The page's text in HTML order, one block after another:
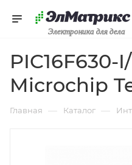
Электроника для дела
PIC16F630-
Microchip
Главная — Каталог —